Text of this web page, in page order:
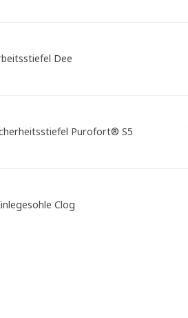
Dee
Purofort® S5
Clog